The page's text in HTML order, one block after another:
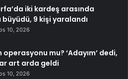
iki kardeş arasında
9 kişi yaralandı
10, 2026
operasyonu mu? ‘Adayım’ dedi,
art arda geldi
10, 2026